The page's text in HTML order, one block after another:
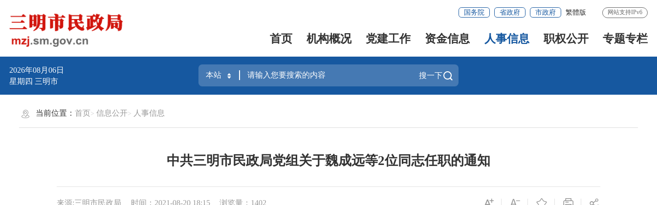
国务院 省政府 市政府 繁體版 网站支持IPv6
首页 机构概况 党建工作 资金信息 人事信息 职权公开 专题专栏
2026年08月06日
星期四 三明市
搜一下
当前位置：首页 信息公开 人事信息
中共三明市民政局党组关于魏成远等2位同志任职的通知
来源:三明市民政局 时间：2021-08-20 18:15 浏览量：1402